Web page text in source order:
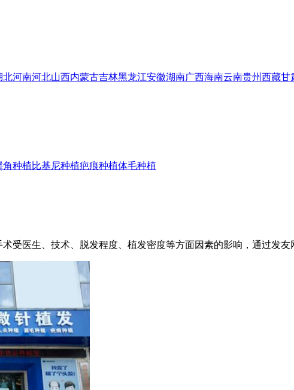
北河南河北山西内蒙古吉林黑龙江安徽湖南广西海南云南贵州西藏甘
角种植比基尼种植疤痕种植体毛种植
受医生、技术、脱发程度、植发密度等方面因素的影响，通过发友